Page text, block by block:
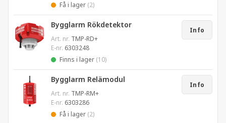
Få i lager (2)
Bygglarm Rökdetektor
Art. nr. TMP-RD+
E-nr. 6303248
Finns i lager (10)
Info
Bygglarm Relämodul
Art. nr. TMP-RM+
E-nr. 6303286
Få i lager (2)
Info